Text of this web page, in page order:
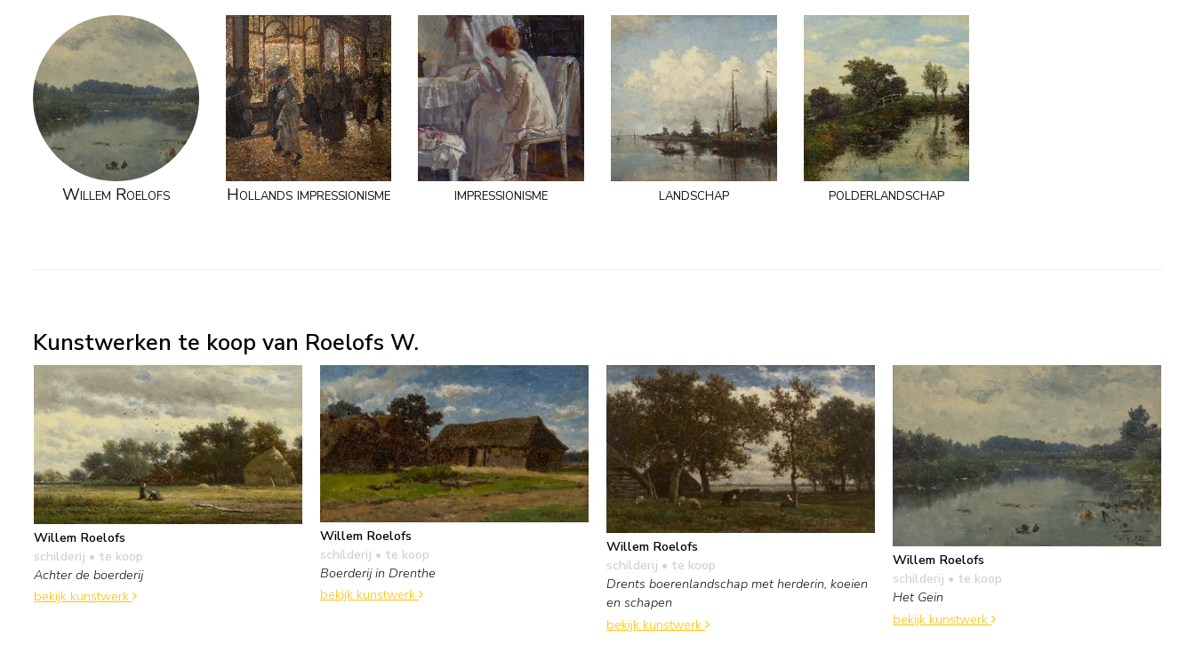
Willem Roelofs Hollands impressionisme impressionisme landschap polderlandschap
Kunstwerken te koop van Roelofs W.
Willem Roelofs
schilderij • te koop
Achter de boerderij
bekijk kunstwerk
Willem Roelofs
schilderij • te koop
Boerderij in Drenthe
bekijk kunstwerk
Willem Roelofs
schilderij • te koop
Drents boerenlandschap met herderin, koeien
en schapen
bekijk kunstwerk
Willem Roelofs
schilderij • te koop
Het Gein
bekijk kunstwerk